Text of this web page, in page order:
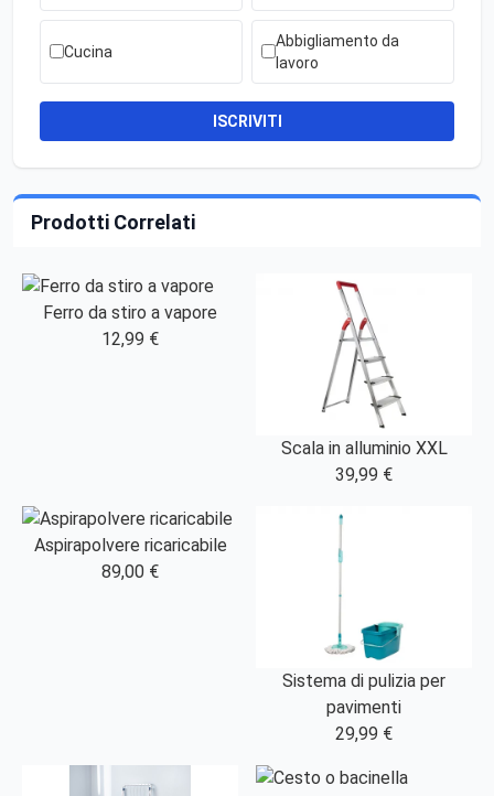
Cucina
Abbigliamento da
lavoro
ISCRIVITI
Prodotti Correlati
Ferro da stiro a vapore
12,99 €
Scala in alluminio XXL
39,99 €
Aspirapolvere ricaricabile
89,00 €
Sistema di pulizia per
pavimenti
29,99 €